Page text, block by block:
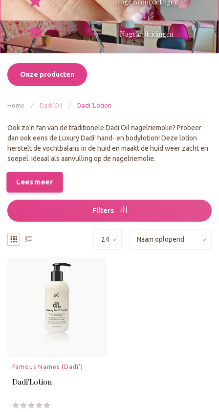
Nagelopleidingen
Onze producten
Home / Dadi'Oil / Dadi"Lotion
Ook zo'n fan van de traditionele Dadi'Oil nagelriemolie? Probeer
dan ook eens de Luxury Dadi' hand- en bodylotion! Deze lotion
herstelt de vochtbalans in de huid en maakt de huid weer zacht en
soepel. Ideaal als aanvulling op de nagelriemolie.
Lees meer
Filters
Famous Names (Dadi')
Dadi'Lotion